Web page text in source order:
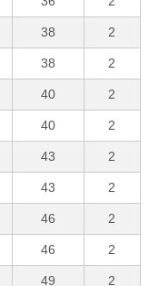
38 2
38 2
40 2
40 2
43 2
43 2
46 2
46 2
49 2